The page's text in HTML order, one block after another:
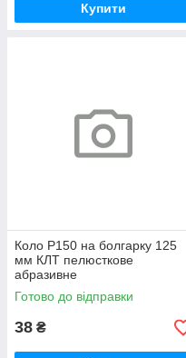
Купити
Коло Р150 на болгарку 125
мм КЛТ пелюсткове
абразивне
Готово до відправки
38 ₴